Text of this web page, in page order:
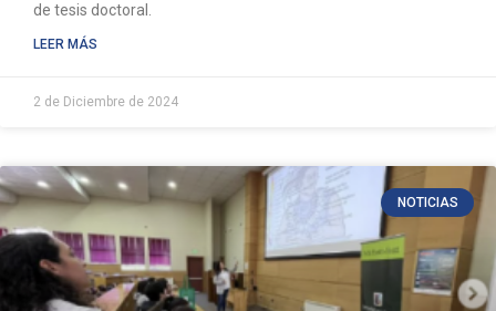
de tesis doctoral.
LEER MÁS
2 de Diciembre de 2024
NOTICIAS